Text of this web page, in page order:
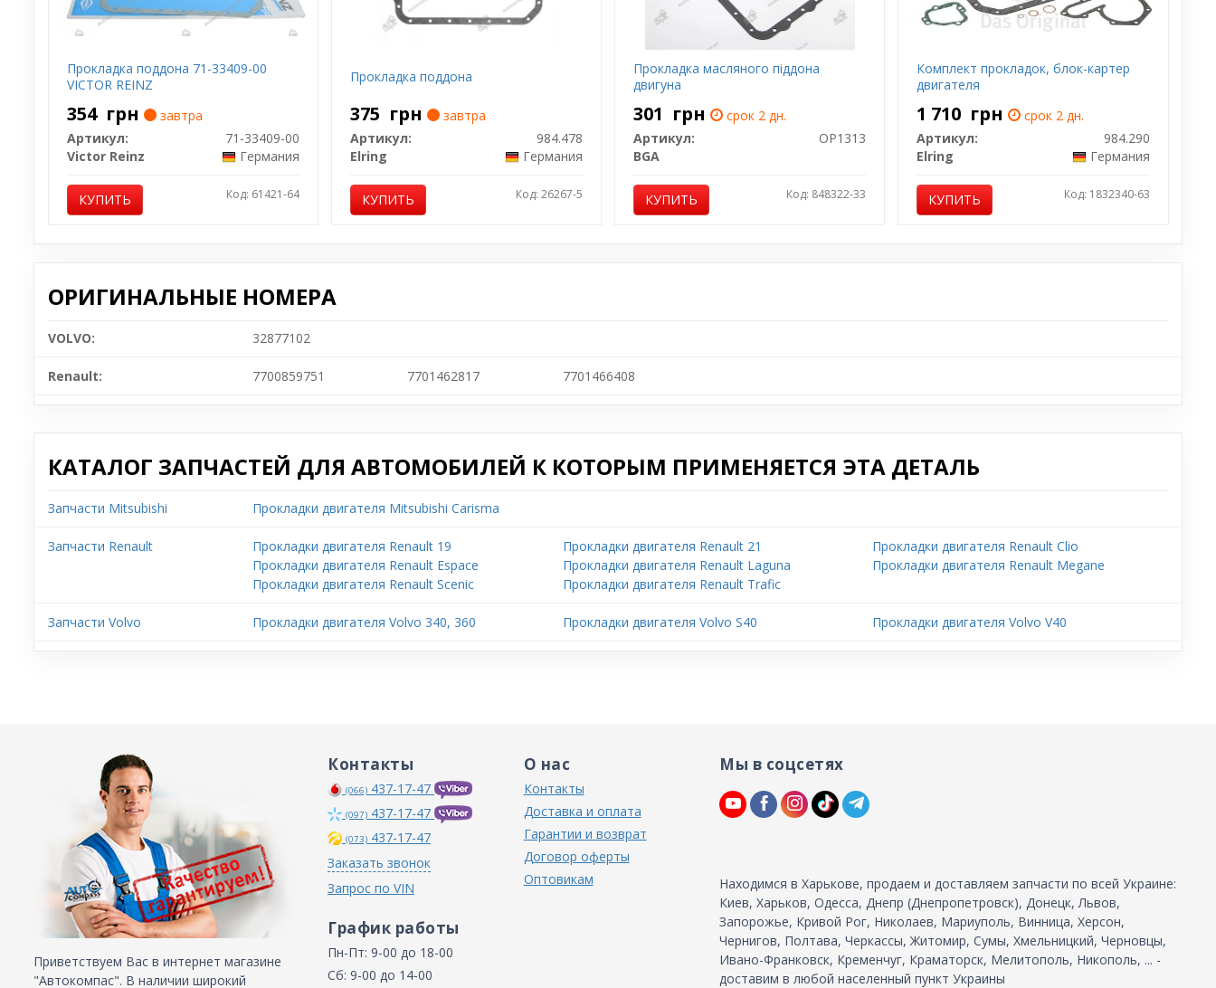
Прокладка поддона 71-33409-00
VICTOR REINZ
354 грн
завтра
Артикул:
71-33409-00
Victor Reinz
Германия
КУПИТЬ Код: 61421-64
Прокладка поддона
375 грн
завтра
Артикул:
984.478
Elring
Германия
КУПИТЬ Код: 26267-5
Прокладка масляного піддона
двигуна
301 грн
срок 2 дн.
Артикул:
OP1313
BGA
КУПИТЬ Код: 848322-33
Комплект прокладок, блок-картер
двигателя
1 710 грн
срок 2 дн.
Артикул:
984.290
Elring
Германия
КУПИТЬ Код: 1832340-63
ОРИГИНАЛЬНЫЕ НОМЕРА
VOLVO: 32877102
Renault: 7700859751 7701462817 7701466408
КАТАЛОГ ЗАПЧАСТЕЙ ДЛЯ АВТОМОБИЛЕЙ К КОТОРЫМ ПРИМЕНЯЕТСЯ ЭТА ДЕТАЛЬ
Запчасти Mitsubishi Прокладки двигателя Mitsubishi Carisma
Запчасти Renault Прокладки двигателя Renault 19 Прокладки двигателя Renault 21
Прокладки двигателя Renault Clio
Прокладки двигателя Renault Espace
Прокладки двигателя Renault Laguna
Прокладки двигателя Renault Megane
Прокладки двигателя Renault Scenic
Прокладки двигателя Renault Trafic
Запчасти Volvo Прокладки двигателя Volvo 340, 360 Прокладки двигателя Volvo S40 Прокладки двигателя Volvo V40
Приветствуем Вас в интернет магазине
"Автокомпас". В наличии широкий
Контакты
(066) 437-17-47
(097) 437-17-47
(073) 437-17-47
Заказать звонок
Запрос по VIN
График работы
Пн-Пт: 9-00 до 18-00
Сб: 9-00 до 14-00
О нас
Контакты
Доставка и оплата
Гарантии и возврат
Договор оферты
Оптовикам
Мы в соцсетях
Находимся в Харькове, продаем и доставляем запчасти по всей Украине:
Киев, Харьков, Одесса, Днепр (Днепропетровск), Донецк, Львов,
Запорожье, Кривой Рог, Николаев, Мариуполь, Винница, Херсон,
Чернигов, Полтава, Черкассы, Житомир, Сумы, Хмельницкий, Черновцы,
Ивано-Франковск, Кременчуг, Краматорск, Мелитополь, Никополь, ... -
доставим в любой населенный пункт Украины